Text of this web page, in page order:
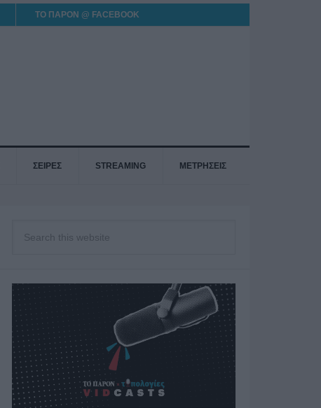
ΤΟ ΠΑΡΟΝ @ FACEBOOK
ΣΕΙΡΕΣ STREAMING ΜΕΤΡΗΣΕΙΣ